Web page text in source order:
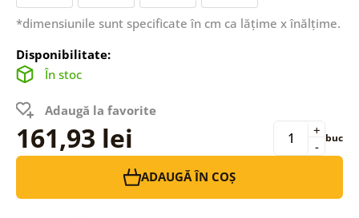
*dimensiunile sunt specificate în cm ca lățime x înălțime.
Disponibilitate:
În stoc
Adaugă la favorite
161,93 lei -
+ buc
ADAUGĂ ÎN COȘ